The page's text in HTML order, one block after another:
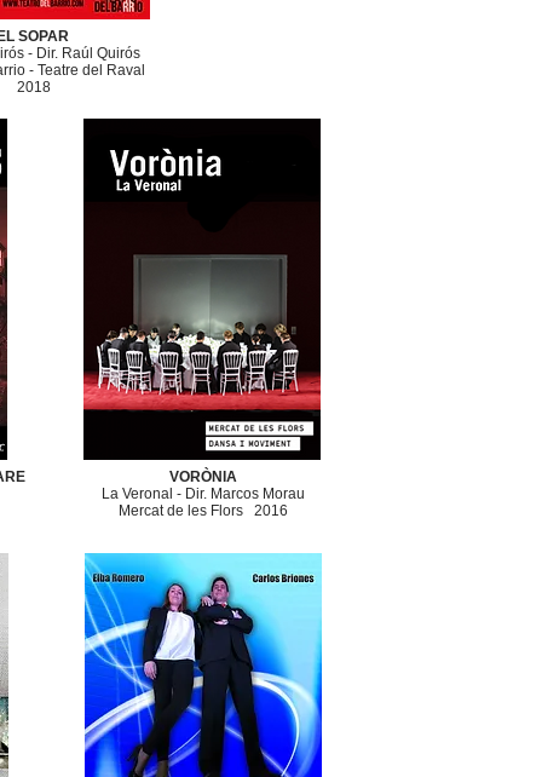
SOPAR
- Dir. Raúl Quirós
- Teatre del Raval
2018
VORÒNIA
La Veronal - Dir. Marcos Morau
Mercat de les Flors 2016